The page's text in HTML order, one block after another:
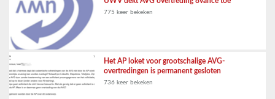
775 keer bekeken
Het AP loket voor grootschalige AVG-
overtredingen is permanent gesloten
736 keer bekeken